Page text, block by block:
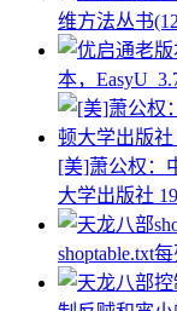
维方法丛书
本，
[美]萧公权：
大学出版社
shoptable.txt